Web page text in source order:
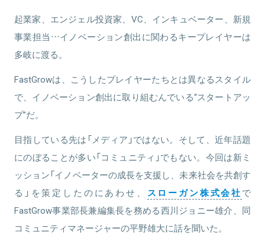
関連情報をみる
起業家、エンジェル投資家、VC、インキュベーター、新規
事業担当…イノベーション創出に関わるキープレイヤーは
多岐に渡る。
FastGrowは、こうしたプレイヤーたちとは異なるスタイル
で、イノベーション創出に取り組むんでいる“スタートアッ
プ”だ。
目指している先は「メディア」ではない。そして、近年話題
にのぼることが多い「コミュニティ」でもない。今回は新ミ
ッション「イノベーターの成長を支援し、未来社会を共創す
る」を策定したのにあわせ、 スローガン株式会社で
FastGrow事業部長兼編集長を務める西川ジョニー雄介、同
コミュニティマネージャーの平野雄大に話を聞いた。